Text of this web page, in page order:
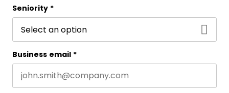
Seniority *
Business email *